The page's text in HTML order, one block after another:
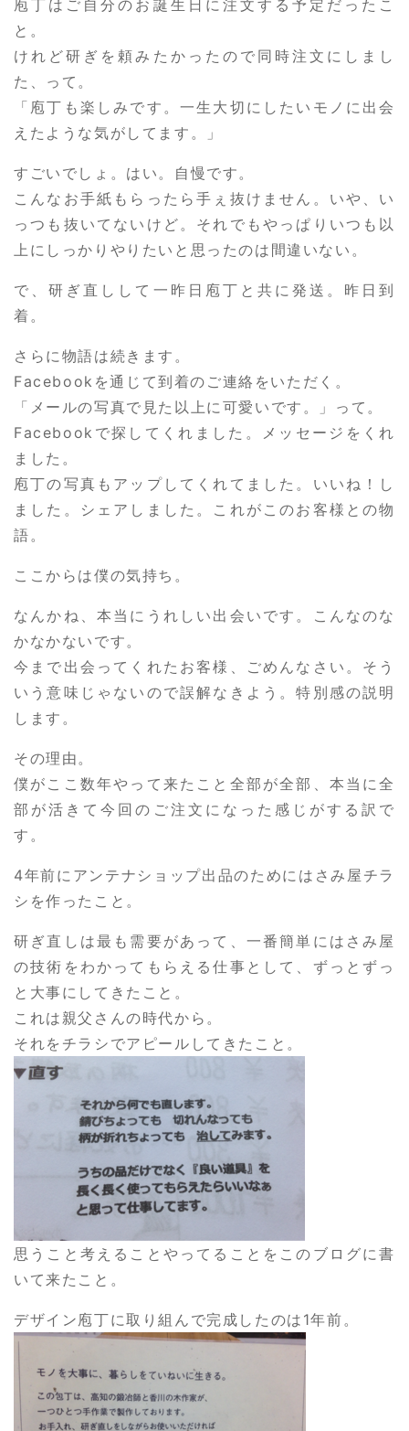
庖丁はご自分のお誕生日に注文する予定だったこ
と。
けれど研ぎを頼みたかったので同時注文にしまし
た、って。
「庖丁も楽しみです。一生大切にしたいモノに出会
えたような気がしてます。」
すごいでしょ。はい。自慢です。
こんなお手紙もらったら手ぇ抜けません。いや、い
っつも抜いてないけど。それでもやっぱりいつも以
上にしっかりやりたいと思ったのは間違いない。
で、研ぎ直しして一昨日庖丁と共に発送。昨日到
着。
さらに物語は続きます。
Facebookを通じて到着のご連絡をいただく。
「メールの写真で見た以上に可愛いです。」って。
Facebookで探してくれました。メッセージをくれ
ました。
庖丁の写真もアップしてくれてました。いいね！し
ました。シェアしました。これがこのお客様との物
語。
ここからは僕の気持ち。
なんかね、本当にうれしい出会いです。こんなのな
かなかないです。
今まで出会ってくれたお客様、ごめんなさい。そう
いう意味じゃないので誤解なきよう。特別感の説明
します。
その理由。
僕がここ数年やって来たこと全部が全部、本当に全
部が活きて今回のご注文になった感じがする訳で
す。
4年前にアンテナショップ出品のためにはさみ屋チラ
シを作ったこと。
研ぎ直しは最も需要があって、一番簡単にはさみ屋
の技術をわかってもらえる仕事として、ずっとずっ
と大事にしてきたこと。
これは親父さんの時代から。
それをチラシでアピールしてきたこと。
思うこと考えることやってることをこのブログに書
いて来たこと。
デザイン庖丁に取り組んで完成したのは1年前。